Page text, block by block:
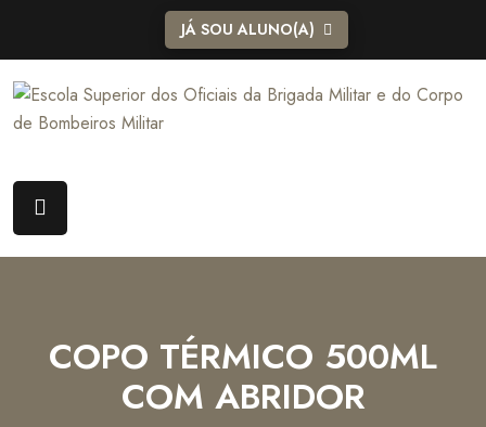
JÁ SOU ALUNO(A)
COPO TÉRMICO 500ML
COM ABRIDOR